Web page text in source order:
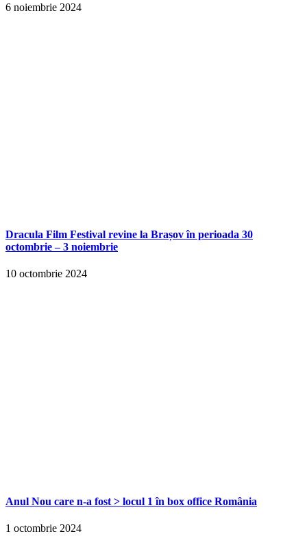
6 noiembrie 2024
Dracula Film Festival revine la Brașov în perioada 30
octombrie – 3 noiembrie
10 octombrie 2024
Anul Nou care n-a fost > locul 1 în box office România
1 octombrie 2024